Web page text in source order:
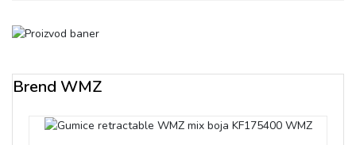
Brend WMZ